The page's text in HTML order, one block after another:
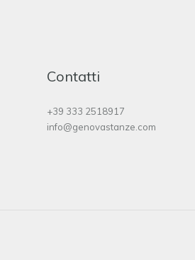
Contatti
+39 333 2518917
info@genovastanze.com